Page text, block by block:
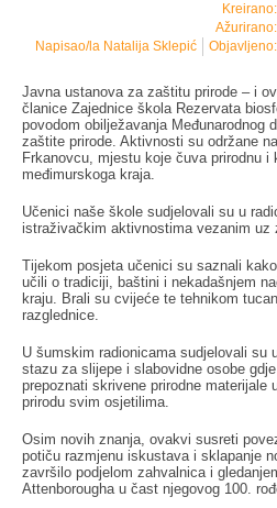
Napisao/la Natalija Sklepić
Javna ustanova za zaštitu prirode – i
članice Zajednice škola Rezervata
povodom obilježavanja Međunarodnog
zaštite prirode. Aktivnosti su održane
Frkanovcu, mjestu koje čuva prirodnu i
međimurskoga kraja.
Učenici naše škole sudjelovali su u
istraživačkim aktivnostima vezanim uz
Tijekom posjeta učenici su saznali
učili o tradiciji, baštini i nekadašnjem
kraju. Brali su cvijeće te tehnikom
razglednice.
U šumskim radionicama sudjelovali su
stazu za slijepe i slabovidne osobe
prepoznati skrivene prirodne materijale
prirodu svim osjetilima.
Osim novih znanja, ovakvi susreti
potiču razmjenu iskustava i sklapanje
završilo podjelom zahvalnica i
Attenborougha u čast njegovog 100.